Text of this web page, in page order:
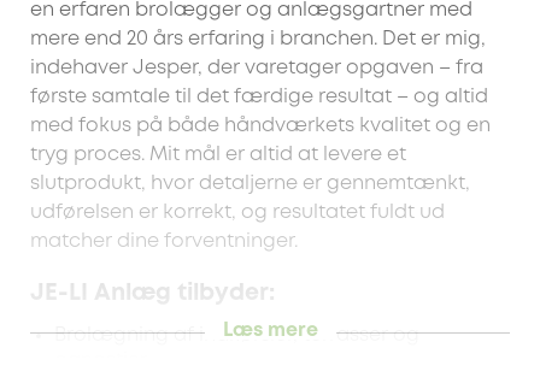
en erfaren brolægger og anlægsgartner med
mere end 20 års erfaring i branchen. Det er mig,
indehaver Jesper, der varetager opgaven – fra
første samtale til det færdige resultat – og altid
med fokus på både håndværkets kvalitet og en
tryg proces. Mit mål er altid at levere et
slutprodukt, hvor detaljerne er gennemtænkt,
udførelsen er korrekt, og resultatet fuldt ud
matcher dine forventninger.
JE-LI Anlæg tilbyder:
Brolægning af indkørsler, terrasser og
Læs mere